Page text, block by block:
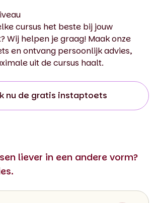
cursus het beste bij jouw
Wij helpen je graag! Maak onze
en ontvang persoonlijk advies,
uit de cursus haalt.
nu de gratis instaptoets
liever in een andere vorm?